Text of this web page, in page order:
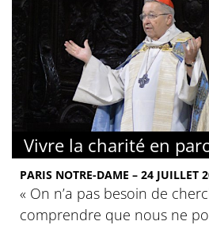
Vivre la charité en
PARIS NOTRE-DAME – 24 JUILLET
« On n’a pas besoin de
comprendre que nous ne